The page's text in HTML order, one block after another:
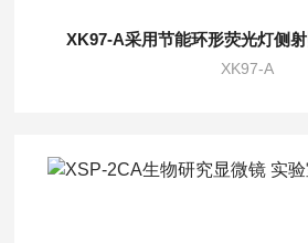
XK97-A采用节能环形荧光灯侧
XK97-A